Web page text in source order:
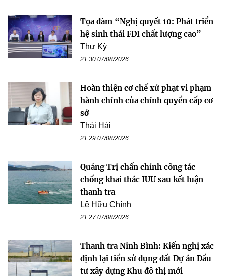
Tọa đàm “Nghị quyết 10: Phát triển
hệ sinh thái FDI chất lượng cao”
Thư Kỳ
21:30 07/08/2026
Hoàn thiện cơ chế xử phạt vi phạm
hành chính của chính quyền cấp cơ
sở
Thái Hải
21:29 07/08/2026
Quảng Trị chấn chỉnh công tác
chống khai thác IUU sau kết luận
thanh tra
Lê Hữu Chính
21:27 07/08/2026
Thanh tra Ninh Bình: Kiến nghị xác
định lại tiền sử dụng đất Dự án Đầu
tư xây dựng Khu đô thị mới